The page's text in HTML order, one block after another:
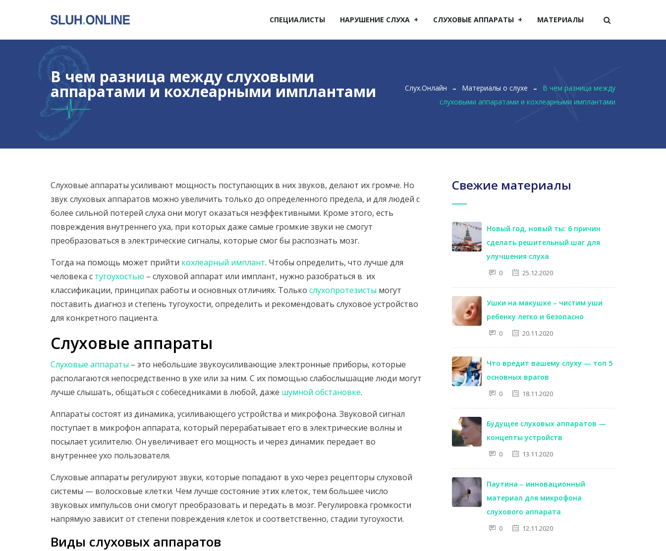
СПЕЦИАЛИСТЫ НАРУШЕНИЕ СЛУХА СЛУХОВЫЕ АППАРАТЫ МАТЕРИАЛЫ
В чем разница между слуховыми
аппаратами и кохлеарными имплантами Слух.Онлайн Материалы о слухе
В чем разница между
слуховыми аппаратами и кохлеарными имплантами
Слуховые аппараты усиливают мощность поступающих в них звуков, делают их громче. Но
звук слуховых аппаратов можно увеличить только до определенного предела, и для людей с
более сильной потерей слуха они могут оказаться неэффективными. Кроме этого, есть
повреждения внутреннего уха, при которых даже самые громкие звуки не смогут
преобразоваться в электрические сигналы, которые смог бы распознать мозг.
Тогда на помощь может прийти кохлеарный имплант. Чтобы определить, что лучше для
человека с тугоухостью – слуховой аппарат или имплант, нужно разобраться в их
классификации, принципах работы и основных отличиях. Только слухопротезисты могут
поставить диагноз и степень тугоухости, определить и рекомендовать слуховое устройство
для конкретного пациента.
Слуховые аппараты
Слуховые аппараты – это небольшие звукоусиливающие электронные приборы, которые
располагаются непосредственно в ухе или за ним. С их помощью слабослышащие люди могут
лучше слышать, общаться с собеседниками в любой, даже шумной обстановке.
Аппараты состоят из динамика, усиливающего устройства и микрофона. Звуковой сигнал
поступает в микрофон аппарата, который перерабатывает его в электрические волны и
посылает усилителю. Он увеличивает его мощность и через динамик передает во
внутреннее ухо пользователя.
Слуховые аппараты регулируют звуки, которые попадают в ухо через рецепторы слуховой
системы — волосковые клетки. Чем лучше состояние этих клеток, тем большее число
звуковых импульсов они смогут преобразовать и передать в мозг. Регулировка громкости
напрямую зависит от степени повреждения клеток и соответственно, стадии тугоухости.
Виды слуховых аппаратов
Свежие материалы
Новый год, новый ты: 6 причин
сделать решительный шаг для
улучшения слуха
0 25.12.2020
Ушки на макушке – чистим уши
ребенку легко и безопасно
0 20.11.2020
Что вредит вашему слуху — топ 5
основных врагов
0 18.11.2020
Будущее слуховых аппаратов —
концепты устройств
0 13.11.2020
Паутина – инновационный
материал для микрофона
слухового аппарата
0 12.11.2020